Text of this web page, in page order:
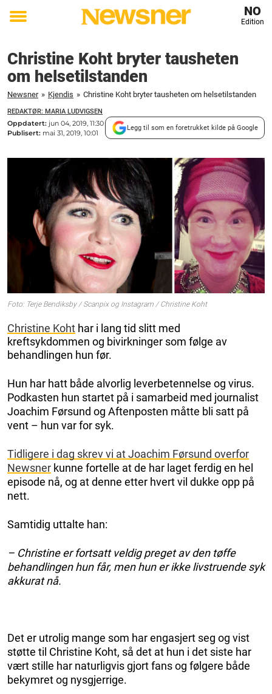
Toggle
NO
Edition
Christine Koht bryter tausheten
om helsetilstanden
Newsner » Kjendis » Christine Koht bryter tausheten om helsetilstanden
REDAKTØR: MARIA LUDVIGSEN
Oppdatert: jun 04, 2019, 11:30
Publisert: mai 31, 2019, 10:01
Legg til som en foretrukket kilde på Google
Foto: Terje Bendiksby / Scanpix og Instagram / Christine Koht
Christine Koht har i lang tid slitt med
kreftsykdommen og bivirkninger som følge av
behandlingen hun før.
Hun har hatt både alvorlig leverbetennelse og virus.
Podkasten hun startet på i samarbeid med journalist
Joachim Førsund og Aftenposten måtte bli satt på
vent – hun var for syk.
Tidligere i dag skrev vi at Joachim Førsund overfor
Newsner kunne fortelle at de har laget ferdig en hel
episode nå, og at denne etter hvert vil dukke opp på
nett.
Samtidig uttalte han:
– Christine er fortsatt veldig preget av den tøffe
behandlingen hun får, men hun er ikke livstruende syk
akkurat nå.
Det er utrolig mange som har engasjert seg og vist
støtte til Christine Koht, så det at hun i det siste har
vært stille har naturligvis gjort fans og følgere både
bekymret og nysgjerrige.